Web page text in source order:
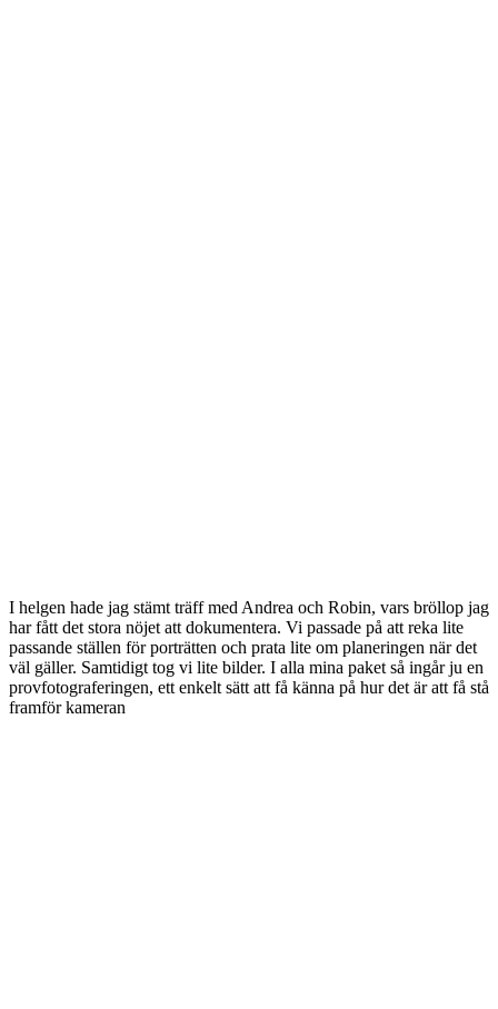
I helgen hade jag stämt träff med Andrea och Robin, vars bröllop jag
har fått det stora nöjet att dokumentera. Vi passade på att reka lite
passande ställen för porträtten och prata lite om planeringen när det
väl gäller. Samtidigt tog vi lite bilder. I alla mina paket så ingår ju en
provfotograferingen, ett enkelt sätt att få känna på hur det är att få stå
framför kameran